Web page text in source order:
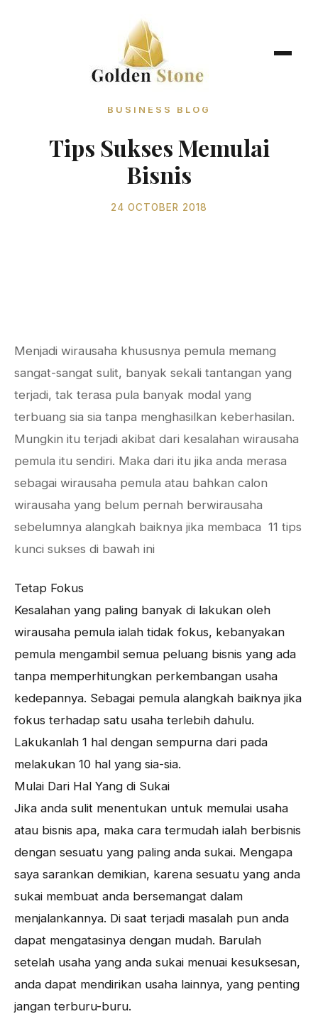
BUSINESS BLOG
Tips Sukses Memulai
Bisnis
24 OCTOBER 2018
Menjadi wirausaha khususnya pemula memang
sangat-sangat sulit, banyak sekali tantangan yang
terjadi, tak terasa pula banyak modal yang
terbuang sia sia tanpa menghasilkan keberhasilan.
Mungkin itu terjadi akibat dari kesalahan wirausaha
pemula itu sendiri. Maka dari itu jika anda merasa
sebagai wirausaha pemula atau bahkan calon
wirausaha yang belum pernah berwirausaha
sebelumnya alangkah baiknya jika membaca 11 tips
kunci sukses di bawah ini
Tetap Fokus
Kesalahan yang paling banyak di lakukan oleh
wirausaha pemula ialah tidak fokus, kebanyakan
pemula mengambil semua peluang bisnis yang ada
tanpa memperhitungkan perkembangan usaha
kedepannya. Sebagai pemula alangkah baiknya jika
fokus terhadap satu usaha terlebih dahulu.
Lakukanlah 1 hal dengan sempurna dari pada
melakukan 10 hal yang sia-sia.
Mulai Dari Hal Yang di Sukai
Jika anda sulit menentukan untuk memulai usaha
atau bisnis apa, maka cara termudah ialah berbisnis
dengan sesuatu yang paling anda sukai. Mengapa
saya sarankan demikian, karena sesuatu yang anda
sukai membuat anda bersemangat dalam
menjalankannya. Di saat terjadi masalah pun anda
dapat mengatasinya dengan mudah. Barulah
setelah usaha yang anda sukai menuai kesuksesan,
anda dapat mendirikan usaha lainnya, yang penting
jangan terburu-buru.